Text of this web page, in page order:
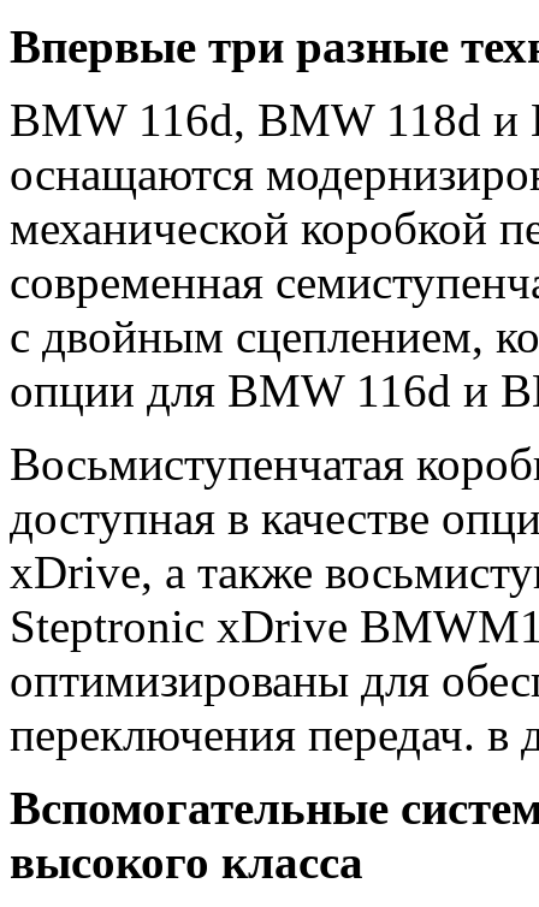
Впервые три разные
BMW 116d, BMW 118d и
оснащаются
механической коробкой
современная
с двойным сцеплением,
опции для BMW 116d и
Восьмиступенчатая
доступная в качестве
xDrive, а также
Steptronic xDrive
оптимизированы для
переключения передач. в
Вспомогательные
высокого класса